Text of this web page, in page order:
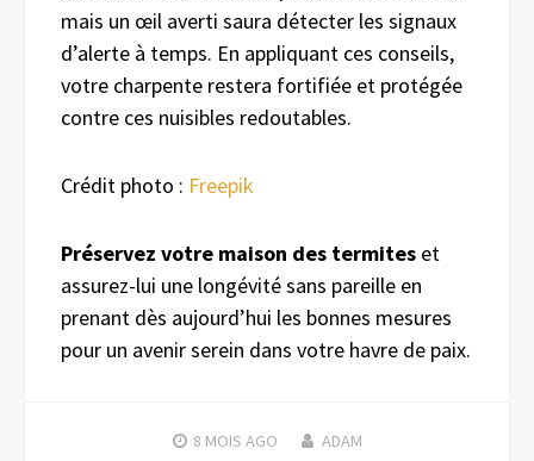
mais un œil averti saura détecter les signaux
d’alerte à temps. En appliquant ces conseils,
votre charpente restera fortifiée et protégée
contre ces nuisibles redoutables.
Crédit photo : Freepik
Préservez votre maison des termites et
assurez-lui une longévité sans pareille en
prenant dès aujourd’hui les bonnes mesures
pour un avenir serein dans votre havre de paix.
8 MOIS AGO ADAM